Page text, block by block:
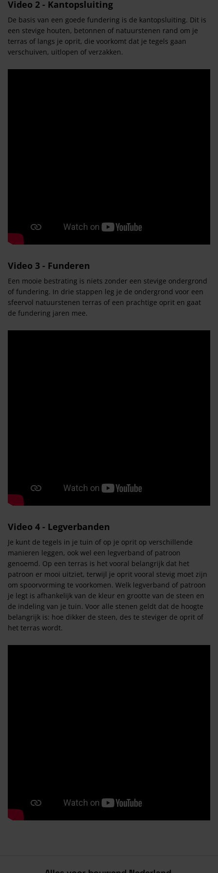
Video 2 - Kantopsluiting
De basis van een goede fundering is de kantopsluiting. Dit is
een stevige houten, betonnen of natuurstenen rand om je
terras of langs je oprit, die voorkomt dat je tegels gaan
verschuiven, uitlopen of verzakken.
Video 3 - Funderen
Een mooie bestrating is niets zonder een stevige ondergrond
of fundering. In drie stappen leg je de ondergrond voor een
sfeervol natuurstenen terras of een prachtige oprit en gaat
de fundering jaren mee.
Video 4 - Legverbanden
Je kunt de tegels in je tuin of op je oprit op verschillende
manieren leggen, ook wel een legverband of patroon
genoemd. Op een terras is het vooral belangrijk dat het
patroon er mooi uitziet, terwijl je oprit vooral stevig moet zijn
om spoorvorming te voorkomen. Welk legverband of patroon
je legt is afhankelijk van de kleur en grootte van de steen en
de indeling van je tuin. Voor alle stenen geldt dat de hoogte
belangrijk is: hoe dikker de steen, des te steviger de oprit of
het terras wordt.